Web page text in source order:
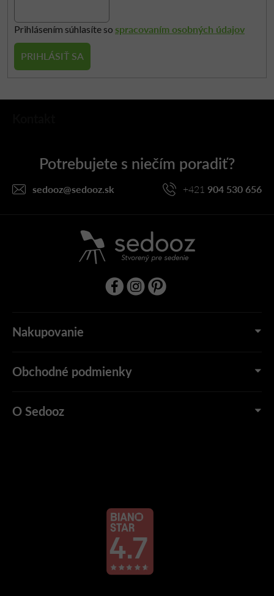
Prihlásením súhlasíte so spracovaním osobných údajov
PRIHLÁSIŤ SA
Z
sedooz@sedooz.sk +421 904 530 656
Nakupovanie
Obchodné podmienky
O Sedooz